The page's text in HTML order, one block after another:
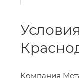
Компания